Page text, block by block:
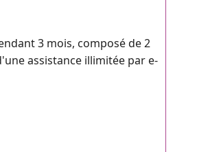
3 mois, composé de 2
assistance illimitée par e-